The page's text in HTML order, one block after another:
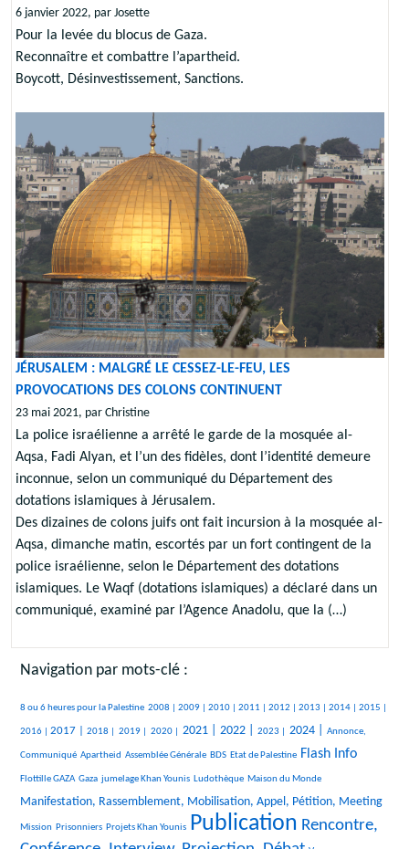
6 janvier 2022, par Josette
Pour la levée du blocus de Gaza.
Reconnaître et combattre l’apartheid.
Boycott, Désinvestissement, Sanctions.
JÉRUSALEM : MALGRÉ LE CESSEZ-LE-FEU, LES
PROVOCATIONS DES COLONS CONTINUENT
23 mai 2021, par Christine
La police israélienne a arrêté le garde de la mosquée al-
Aqsa, Fadi Alyan, et l’un des fidèles, dont l’identité demeure
inconnue, selon un communiqué du Département des
dotations islamiques à Jérusalem.
Des dizaines de colons juifs ont fait incursion à la mosquée al-
Aqsa, dimanche matin, escortés par un fort contingent de la
police israélienne, selon le Département des dotations
islamiques. Le Waqf (dotations islamiques) a déclaré dans un
communiqué, examiné par l’Agence Anadolu, que la (…)
Navigation par mots-clé :
381/1847
8 ou 6 heures pour la Palestine
55/1847 2008 |
258/1847 2009 |
243/1847 2010 |
193/1847 2011 |
123/1847 2012 |
228/1847 2013 |
96/1847 2014 |
84/1847 2015 |
263/1847
2016 |
442/1847
2017 |
138/1847 2018 |
65/1847 2019 |
87/1847 2020 |
632/1847 2021 |
670/1847 2022 |
271/1847 2023 |
698/1847 2024 |
264/1847 Annonce,
Communiqué
18/1847 Apartheid
18/1847 Assemblée Générale
147/1847 BDS
23/1847 Etat de Palestine
898/1847 Flash Info
34/1847
Flottille GAZA
235/1847 Gaza
157/1847 jumelage Khan Younis
237/1847 Ludothèque
9/1847 Maison du Monde
747/1847
Manifestation, Rassemblement, Mobilisation, Appel, Pétition, Meeting
19/1847
Mission
24/1847Prisonniers
131/1847 Projets Khan Younis
1847/1847 Publication
1165/1847
Rencontre,